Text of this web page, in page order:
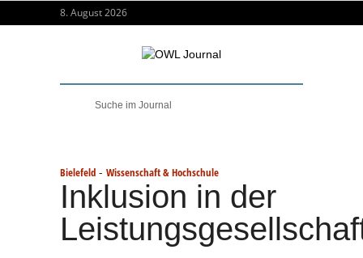
8. August 2026
Bielefeld - Wissenschaft & Hochschule
Inklusion in der